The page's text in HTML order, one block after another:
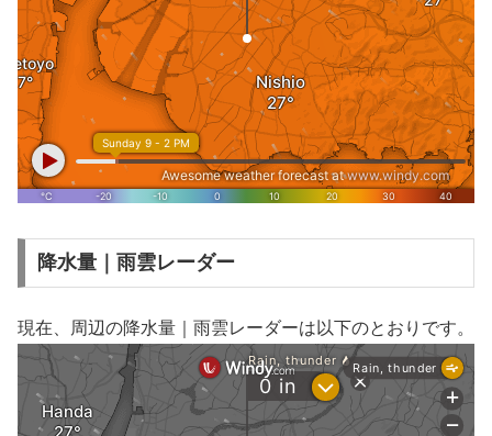
降水量｜雨雲レーダー
現在、周辺の降水量｜雨雲レーダーは以下のとおりです。